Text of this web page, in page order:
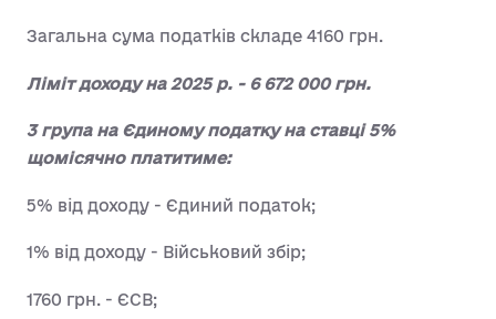
Загальна сума податків складе 4160 грн.
Ліміт доходу на 2025 р. - 6 672 000 грн.
3 група на Єдиному податку на ставці 5%
щомісячно платитиме:
5% від доходу - Єдиний податок;
1% від доходу - Військовий збір;
1760 грн. - ЄСВ;